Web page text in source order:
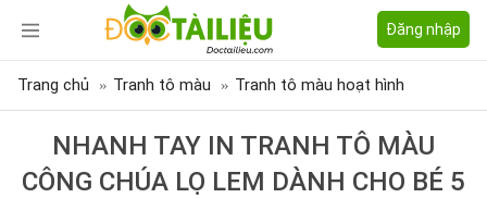
Đăng nhập
Trang chủ Tranh tô màu Tranh tô màu hoạt hình
NHANH TAY IN TRANH TÔ MÀU
CÔNG CHÚA LỌ LEM DÀNH CHO BÉ 5